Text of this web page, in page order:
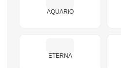
AQUARIO
ETERNA